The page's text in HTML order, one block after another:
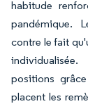
habitude
pandémique.
contre le fait
positions
placent les